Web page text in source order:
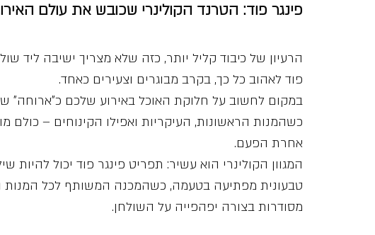
פינגר פוד: הטרנד הקולינרי שכובש את עולם
הרעיון של כיבוד קליל יותר, כזה שלא מצריך ישיבה ליד
פוד לאהוב כל כך, בקרב מבוגרים וצעירים כאחד.
במקום לחשוב על חלוקת האוכל באירוע שלכם כ”ארוחה”
כשהמנות הראשונות, העיקריות ואפילו הקינוחים –
אחרת הפעם.
המגוון הקולינרי הוא עשיר: תפריט פינגר פוד יכול להיות
טבעונית מפתיעה בטעמה, כשהמכנה המשותף לכל המנות
מסודרות בצורה יפהפייה על השולחן.